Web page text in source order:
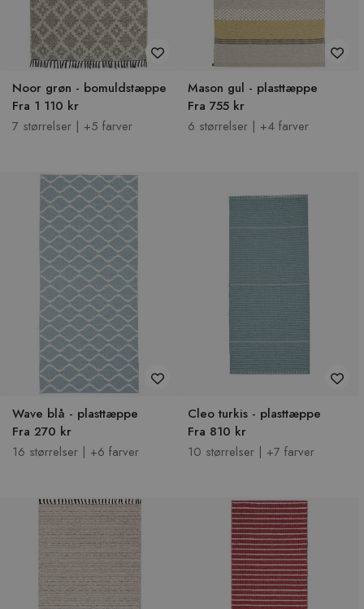
Noor grøn - bomuldstæppe
Fra 1 110 kr
7 størrelser | +5 farver
Mason gul - plasttæppe
Fra 755 kr
6 størrelser | +4 farver
Wave blå - plasttæppe
Fra 270 kr
16 størrelser | +6 farver
Cleo turkis - plasttæppe
Fra 810 kr
10 størrelser | +7 farver